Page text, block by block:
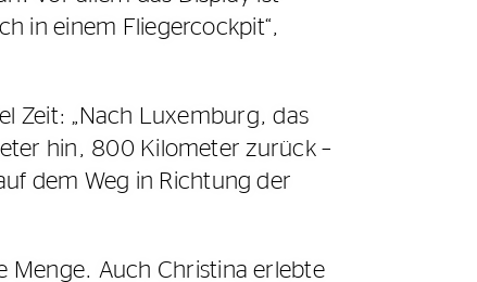
in einem Fliegercockpit“,
Zeit: „Nach Luxemburg, das
hin, 800 Kilometer zurück –
dem Weg in Richtung der
Menge. Auch Christina erlebte